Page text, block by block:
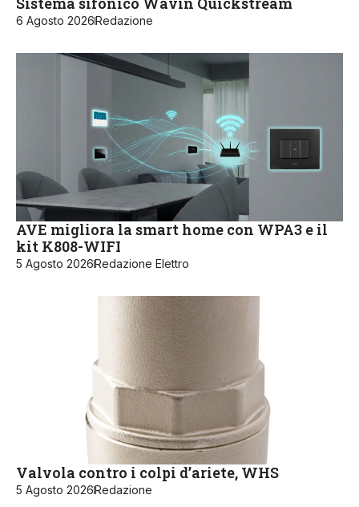
6 Agosto 2026Redazione
AVE migliora la smart home con WPA3 e il
kit K808-WIFI
5 Agosto 2026Redazione Elettro
Valvola contro i colpi d’ariete, WHS
5 Agosto 2026Redazione